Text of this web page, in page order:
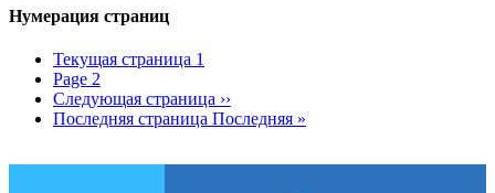
Нумерация страниц
Текущая страница 1
Page 2
Следующая страница ››
Последняя страница Последняя »